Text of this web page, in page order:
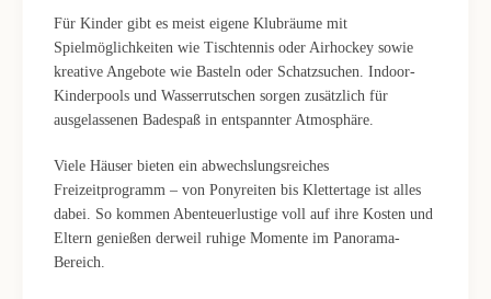
Für Kinder gibt es meist eigene Klubräume mit
Spielmöglichkeiten wie Tischtennis oder Airhockey sowie
kreative Angebote wie Basteln oder Schatzsuchen. Indoor-
Kinderpools und Wasserrutschen sorgen zusätzlich für
ausgelassenen Badespaß in entspannter Atmosphäre.
Viele Häuser bieten ein abwechslungsreiches
Freizeitprogramm – von Ponyreiten bis Klettertage ist alles
dabei. So kommen Abenteuerlustige voll auf ihre Kosten und
Eltern genießen derweil ruhige Momente im Panorama-
Bereich.